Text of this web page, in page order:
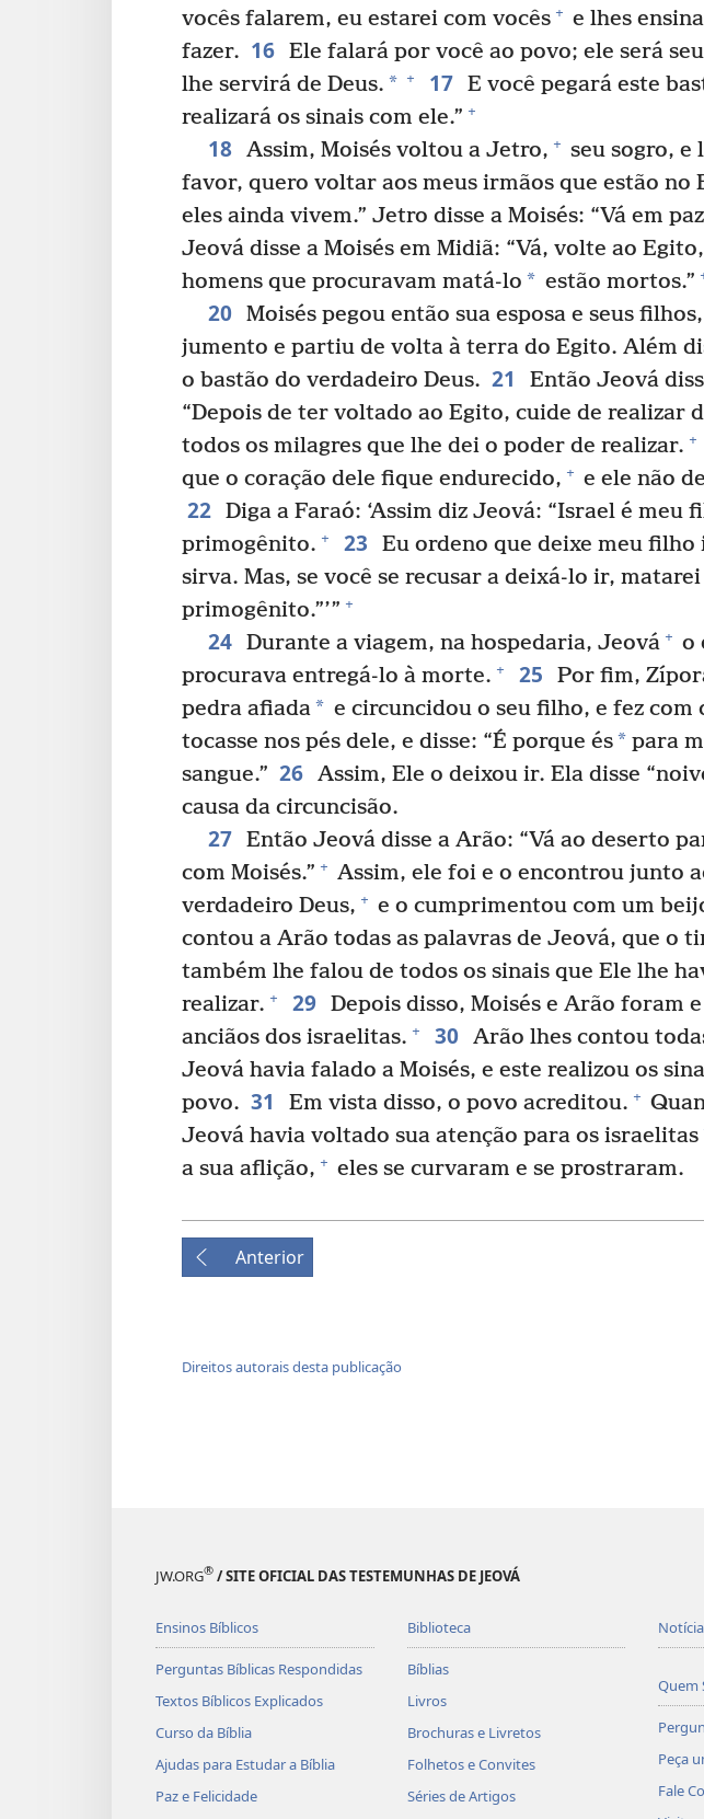
vocês falarem, eu estarei com vocês + e lhes
fazer. 16 Ele falará por você ao povo; ele será
lhe servirá de Deus. * + 17 E você pegará este
realizará os sinais com ele.” +
18 Assim, Moisés voltou a Jetro, + seu sogro, e
favor, quero voltar aos meus irmãos que estão no
eles ainda vivem.” Jetro disse a Moisés: “Vá em
Jeová disse a Moisés em Midiã: “Vá, volte ao
homens que procuravam matá-lo * estão mortos.”
20 Moisés pegou então sua esposa e seus
jumento e partiu de volta à terra do Egito. Além
o bastão do verdadeiro Deus. 21
Então Jeová
“Depois de ter voltado ao Egito, cuide de realizar
todos os milagres que lhe dei o poder de realizar. +
que o coração dele fique endurecido, + e ele não
22 Diga a Faraó: ‘Assim diz Jeová: “Israel é meu
primogênito. + 23
Eu ordeno que deixe meu filho
sirva. Mas, se você se recusar a deixá-lo ir,
primogênito.”’” +
24 Durante a viagem, na hospedaria, Jeová + o
procurava entregá-lo à morte. + 25 Por fim,
pedra afiada* e circuncidou o seu filho, e fez com
tocasse nos pés dele, e disse: “É porque és* para
sangue.” 26 Assim, Ele o deixou ir. Ela disse
causa da circuncisão.
27 Então Jeová disse a Arão: “Vá ao deserto
com Moisés.” + Assim, ele foi e o encontrou junto
verdadeiro Deus, + e o cumprimentou com um
contou a Arão todas as palavras de Jeová, que o
também lhe falou de todos os sinais que Ele lhe
realizar. + 29 Depois disso, Moisés e Arão foram
anciãos dos israelitas. + 30 Arão lhes contou
Jeová havia falado a Moisés, e este realizou os
povo. 31 Em vista disso, o povo acreditou. +
Jeová havia voltado sua atenção para os israelitas
a sua aflição, + eles se curvaram e se prostraram.
Anterior
Direitos autorais desta publicação
JW.ORG® / SITE OFICIAL DAS TESTEMUNHAS DE JEOVÁ
Ensinos Bíblicos
Perguntas Bíblicas Respondidas
Textos Bíblicos Explicados
Curso da Bíblia
Ajudas para Estudar a Bíblia
Paz e Felicidade
Biblioteca
Bíblias
Livros
Brochuras e Livretos
Folhetos e Convites
Séries de Artigos
Quem
Peça
Fale